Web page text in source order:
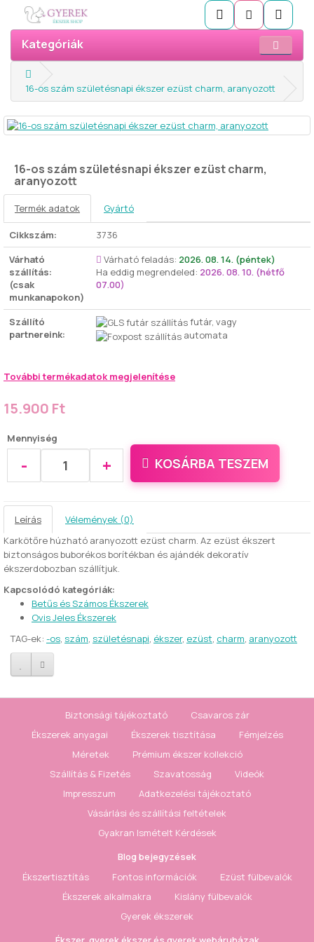
Kategóriák
16-os szám születésnapi ékszer ezüst charm, aranyozott
16-os szám születésnapi ékszer ezüst charm,
aranyozott
Termék adatok Gyártó
Cikkszám:
3736
Várható
szállítás:
(csak
munkanapokon)
Várható feladás: 2026. 08. 14. (péntek)
Ha eddig megrendeled: 2026. 08. 10. (hétfő
07.00)
Szállító
partnereink:
futár, vagy
automata
További termékadatok megjelenítése
15.900 Ft
Mennyiség
- + KOSÁRBA TESZEM
Leírás
Vélemények (0)
Karkötőre húzható aranyozott ezüst charm. Az ezüst ékszert
biztonságos buborékos borítékban és ajándék dekoratív
ékszerdobozban szállítjuk.
Kapcsolódó kategóriák:
Betűs és Számos Ékszerek
Ovis Jeles Ékszerek
TAG-ek: -os, szám, születésnapi, ékszer, ezüst, charm, aranyozott
Biztonsági tájékoztató
Csavaros zár
Ékszerek anyagai
Ékszerek tisztítása
Fémjelzés
Méretek
Prémium ékszer kollekció
Szállítás & Fizetés
Szavatosság
Videók
Impresszum
Adatkezelési tájékoztató
Vásárlási és szállítási feltételek
Gyakran Ismételt Kérdések
Blog bejegyzések
Ékszertisztítás
Fontos információk
Ezüst fülbevalók
Ékszerek alkalmakra
Kislány fülbevalók
Gyerek ékszerek